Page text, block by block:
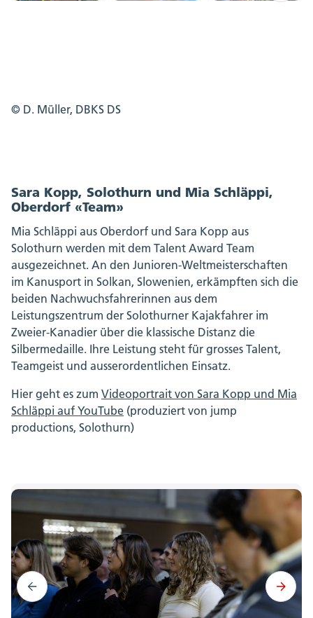
© D. Müller, DBKS DS
Sara Kopp, Solothurn und Mia Schläppi,
Oberdorf «Team»
Mia Schläppi aus Oberdorf und Sara Kopp aus
Solothurn werden mit dem Talent Award Team
ausgezeichnet. An den Junioren-Weltmeisterschaften
im Kanusport in Solkan, Slowenien, erkämpften sich die
beiden Nachwuchsfahrerinnen aus dem
Leistungszentrum der Solothurner Kajakfahrer im
Zweier-Kanadier über die klassische Distanz die
Silbermedaille. Ihre Leistung steht für grosses Talent,
Teamgeist und ausserordentlichen Einsatz.
Hier geht es zum Videoportrait von Sara Kopp und Mia
Schläppi auf YouTube (produziert von jump
productions, Solothurn)